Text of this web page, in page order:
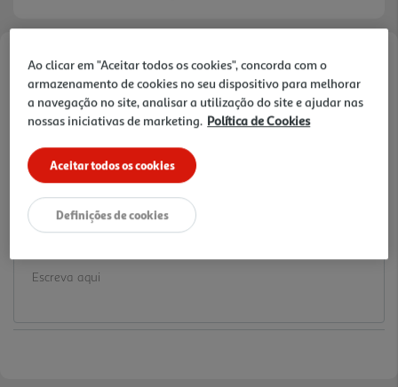
Faça a sua avaliação
Ref. / EAN:3665257369538
2.19 €/un
2,19 €
Ao clicar em "Aceitar todos os cookies", concorda com o
armazenamento de cookies no seu dispositivo para melhorar
a navegação no site, analisar a utilização do site e ajudar nas
nossas iniciativas de marketing. Política de Cookies
Aceitar todos os cookies
Definições de cookies